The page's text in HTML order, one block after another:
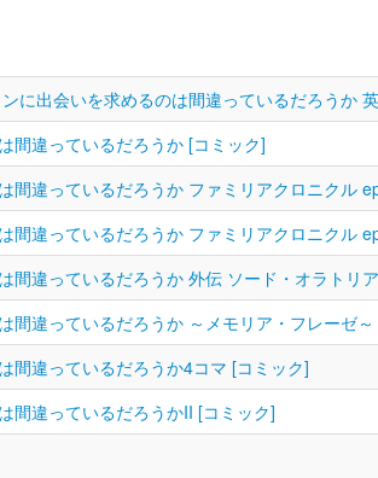
に出会いを求めるのは間違っているだろうか
間違っているだろうか [コミック]
間違っているだろうか ファミリアクロニクル
間違っているだろうか ファミリアクロニクル
間違っているだろうか 外伝 ソード・オラトリ
間違っているだろうか ～メモリア・フレーゼ
間違っているだろうか4コマ [コミック]
間違っているだろうかII [コミック]